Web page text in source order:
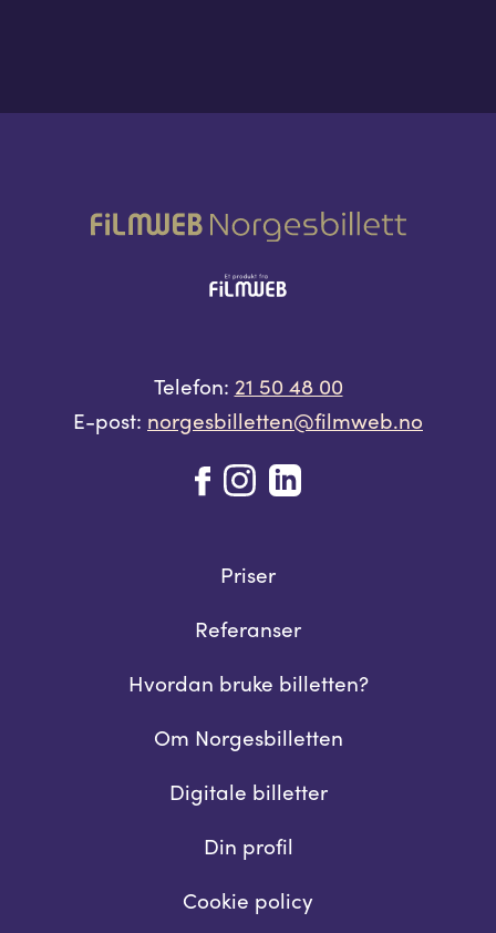
Telefon: 21 50 48 00
E-post: norgesbilletten@filmweb.no
Priser
Referanser
Hvordan bruke billetten?
Om Norgesbilletten
Digitale billetter
Din profil
Cookie policy